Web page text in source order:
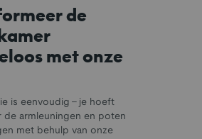
de
met onze
is eenvoudig - je hoeft
de armleuningen en poten
met behulp van onze